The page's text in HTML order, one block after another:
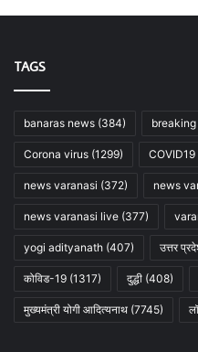
TAGS
banaras news (384)
Corona virus (1299) COVID19
news varanasi (372) news
news varanasi live (377)
yogi adityanath (407) उत्तर
कोविड-19 (1317) दुद्धी (408)
मुख्यमंत्री योगी आदित्यनाथ (7745)